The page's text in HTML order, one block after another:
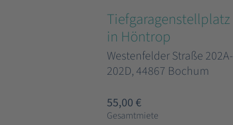
Tiefgaragenstellplatz
in Höntrop
Westenfelder Straße 202A-
202D, 44867 Bochum
55,00 €
Gesamtmiete